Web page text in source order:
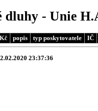
dluhy - Unie
popis typ poskytovatele IČ
23:37:36